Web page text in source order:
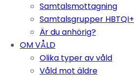
Samtalsmottagning
Samtalsgrupper HBTQI+
Är du anhörig?
OM VÅLD
Olika typer av våld
Våld mot äldre